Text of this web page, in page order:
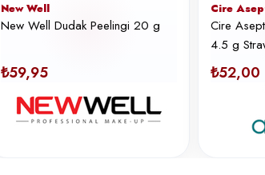
New Well
New Well Dudak Peelingi 20 g
₺59,95
Cire
Cire
4.5 g
₺52,00